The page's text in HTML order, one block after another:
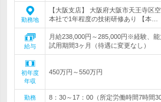
勤務地
【大阪支店】 大阪府大阪市天王寺区
本社で1年程度の技術研修あり 【本…
給与
月給238,000円～285,000円※経験、
試用期間3ヶ月（待遇に変更なし）
初年度
年収
450万円～550万円
勤務
8：30～17：00（所定労働時間7時間